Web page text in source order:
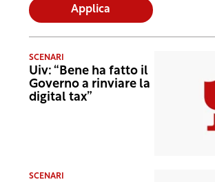
Applica
SCENARI
Uiv: “Bene ha fatto il
Governo a rinviare la
digital tax”
SCENARI